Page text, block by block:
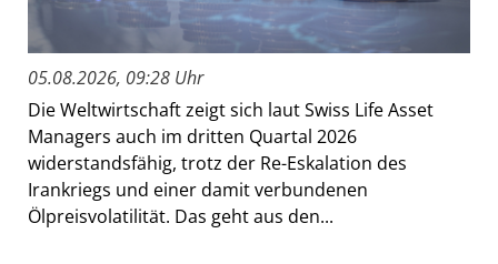
05.08.2026, 09:28 Uhr
Die Weltwirtschaft zeigt sich laut Swiss Life Asset
Managers auch im dritten Quartal 2026
widerstandsfähig, trotz der Re-Eskalation des
Irankriegs und einer damit verbundenen
Ölpreisvolatilität. Das geht aus den...